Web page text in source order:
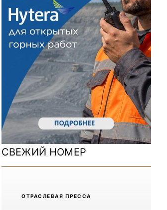
Russia 2025
и Майнинг 2025
| Обзор выставки
2024
и Майнинг 2024
Russia 2024
СВЕЖИЙ НОМЕР
ОТРАCЛЕВАЯ ПРЕССА